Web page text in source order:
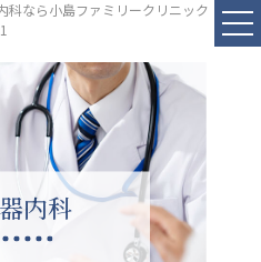
科なら小島ファミリークリニック
内科